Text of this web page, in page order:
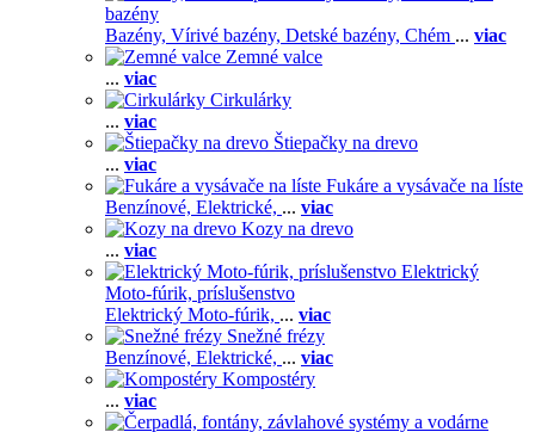
bazény
Bazény, Vírivé bazény, Detské bazény, Chém ... viac
Zemné valce
... viac
Cirkulárky
... viac
Štiepačky na drevo
... viac
Fukáre a vysávače na líste
Benzínové, Elektrické, ... viac
Kozy na drevo
... viac
Elektrický
Moto-fúrik, príslušenstvo
Elektrický Moto-fúrik, ... viac
Snežné frézy
Benzínové, Elektrické, ... viac
Kompostéry
... viac